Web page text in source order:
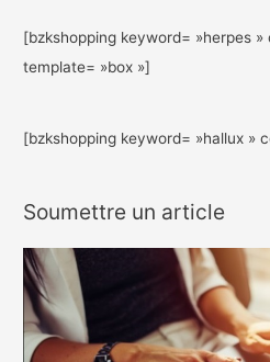
[bzkshopping keyword= »herpes »
template= »box »]
[bzkshopping keyword= »hallux »
Soumettre un article